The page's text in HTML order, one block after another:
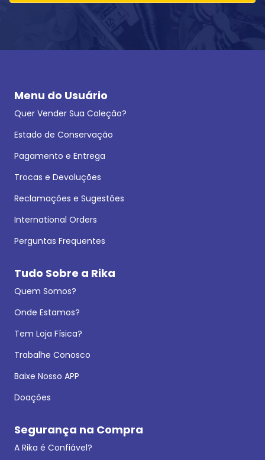
Menu do Usuário
Quer Vender Sua Coleção?
Estado de Conservação
Pagamento e Entrega
Trocas e Devoluções
Reclamações e Sugestões
International Orders
Perguntas Frequentes
Tudo Sobre a Rika
Quem Somos?
Onde Estamos?
Tem Loja Física?
Trabalhe Conosco
Baixe Nosso APP
Doações
Segurança na Compra
A Rika é Confiável?